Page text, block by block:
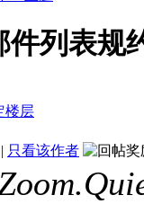
列表规
| 只看该作者